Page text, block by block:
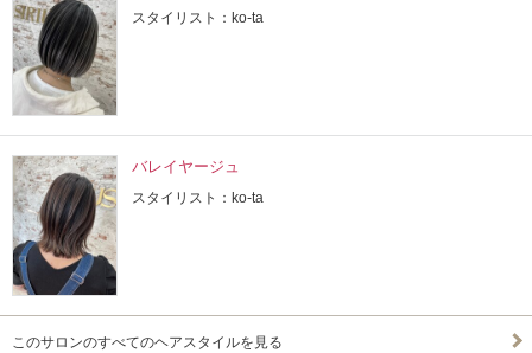
スタイリスト：ko-ta
バレイヤージュ
スタイリスト：ko-ta
このサロンのすべてのヘアスタイルを見る